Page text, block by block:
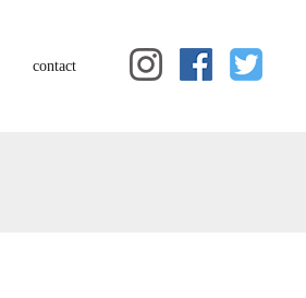
contact